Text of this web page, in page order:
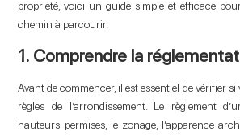
propriété, voici un guide simple et efficace
chemin à parcourir.
1. Comprendre la
Avant de commencer, il est essentiel de vérifier si
règles de l’arrondissement. Le règlement
hauteurs permises, le zonage, l’apparence